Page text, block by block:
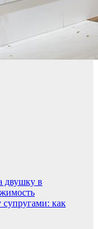
двушку в
как